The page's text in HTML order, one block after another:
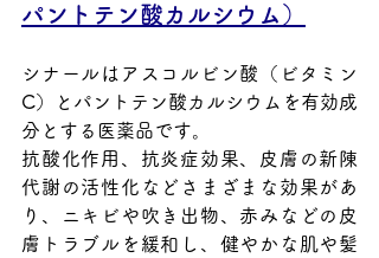
パントテン酸カルシウム）
シナールはアスコルビン酸（ビタミン
C）とパントテン酸カルシウムを有効成
分とする医薬品です。
抗酸化作用、抗炎症効果、皮膚の新陳
代謝の活性化などさまざまな効果があ
り、ニキビや吹き出物、赤みなどの皮
膚トラブルを緩和し、健やかな肌や髪